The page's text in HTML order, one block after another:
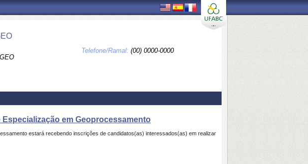
Telefone/Ramal: (00) 0000-0000
em Geoprocessamento
estará recebendo inscrições de candidatos(as) interessados(as) em realizar